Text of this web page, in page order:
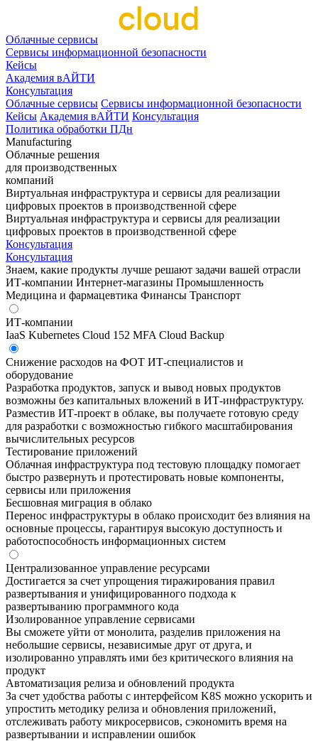
Облачные сервисы
Сервисы информационной безопасности
Кейсы
Академия вАЙТИ
Консультация
Облачные сервисы Сервисы информационной безопасности
Кейсы Академия вАЙТИ Консультация
Политика обработки ПДн
Manufacturing
Облачные решения
для производственных
компаний
Виртуальная инфраструктура и сервисы для реализации
цифровых проектов в производственной сфере
Виртуальная инфраструктура и сервисы для реализации
цифровых проектов в производственной сфере
Консультация
Консультация
Знаем, какие продукты лучше решают задачи вашей отрасли
ИТ-компании Интернет-магазины Промышленность
Медицина и фармацевтика Финансы Транспорт
ИТ-компании
IaaS Kubernetes Cloud 152 MFA Cloud Backup
Снижение расходов на ФОТ ИТ-специалистов и
оборудование
Разработка продуктов, запуск и вывод новых продуктов
возможны без капитальных вложений в ИТ-инфраструктуру.
Разместив ИТ-проект в облаке, вы получаете готовую среду
для разработки с возможностью гибкого масштабирования
вычислительных ресурсов
Тестирование приложений
Облачная инфраструктура под тестовую площадку помогает
быстро развернуть и протестировать новые компоненты,
сервисы или приложения
Бесшовная миграция в облако
Перенос инфраструктуры в облако происходит без влияния на
основные процессы, гарантируя высокую доступность и
работоспособность информационных систем
Централизованное управление ресурсами
Достигается за счет упрощения тиражирования правил
развертывания и унифицированного подхода к
развертыванию программного кода
Изолированное управление сервисами
Вы сможете уйти от монолита, разделив приложения на
небольшие сервисы, независимые друг от друга, и
изолированно управлять ими без критического влияния на
продукт
Автоматизация релиза и обновлений продукта
За счет удобства работы с интерфейсом K8S можно ускорить и
упростить методику релиза и обновления приложений,
отслеживать работу микросервисов, сэкономить время на
развертывании и исправлении ошибок